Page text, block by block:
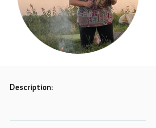
Description: